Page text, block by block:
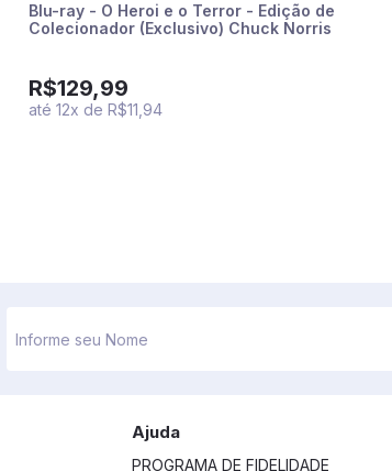
Blu-ray - O Heroi e o Terror - Edição de
Colecionador (Exclusivo) Chuck Norris
R$129,99
até 12x de R$11,94
Ajuda
PROGRAMA DE FIDELIDADE